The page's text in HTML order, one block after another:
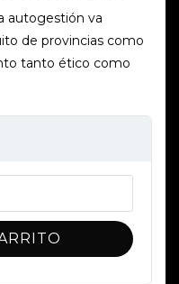
autogestión va
de provincias como
tanto ético como